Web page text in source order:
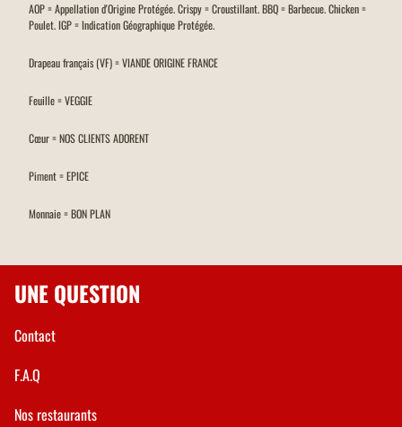
AOP = Appellation d'Origine Protégée. Crispy = Croustillant. BBQ = Barbecue. Chicken =
Poulet. IGP = Indication Géographique Protégée.
Drapeau français (VF) = VIANDE ORIGINE FRANCE
Feuille = VEGGIE
Cœur = NOS CLIENTS ADORENT
Piment = EPICE
Monnaie = BON PLAN
UNE QUESTION
Contact
F.A.Q
Nos restaurants